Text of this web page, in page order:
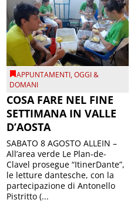
APPUNTAMENTI,OGGI &
DOMANI
COSA FARE NEL FINE
SETTIMANA IN VALLE
D’AOSTA
SABATO 8 AGOSTO ALLEIN –
All’area verde Le Plan-de-
Clavel prosegue “ItinerDante”,
le letture dantesche, con la
partecipazione di Antonello
Pistritto (...